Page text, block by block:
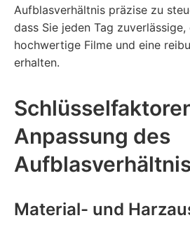
Aufblasverhältnis präzise zu
dass Sie jeden Tag
hochwertige Filme und eine
erhalten.
Anpassung des
Material- und